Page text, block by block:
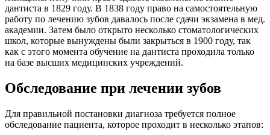
дантиста в 1829 году. В 1838 году право на самостоятельную
работу по лечению зубов давалось после сдачи экзамена в мед.
академии. Затем было открыто несколько стоматологических
школ, которые вынуждены были закрыться в 1900 году, так
как с этого момента обучение на дантиста проходила только
на базе высших медицинских учреждений.
Обследование при лечении зубов
Для правильной постановки диагноза требуется полное
обследование пациента, которое проходит в несколько этапов: